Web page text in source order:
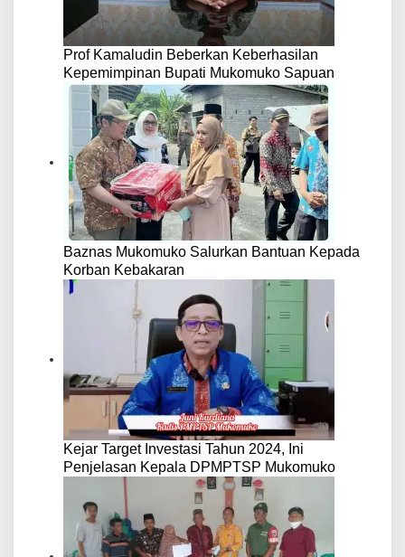
Prof Kamaludin Beberkan Keberhasilan
Kepemimpinan Bupati Mukomuko Sapuan
Baznas Mukomuko Salurkan Bantuan Kepada
Korban Kebakaran
Kejar Target Investasi Tahun 2024, Ini
Penjelasan Kepala DPMPTSP Mukomuko